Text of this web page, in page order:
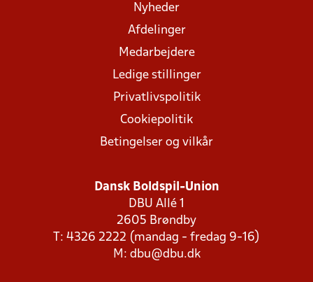
Nyheder
Afdelinger
Medarbejdere
Ledige stillinger
Privatlivspolitik
Cookiepolitik
Betingelser og vilkår
Dansk Boldspil-Union
DBU Allé 1
2605 Brøndby
T: 4326 2222 (mandag - fredag 9-16)
M: dbu@dbu.dk